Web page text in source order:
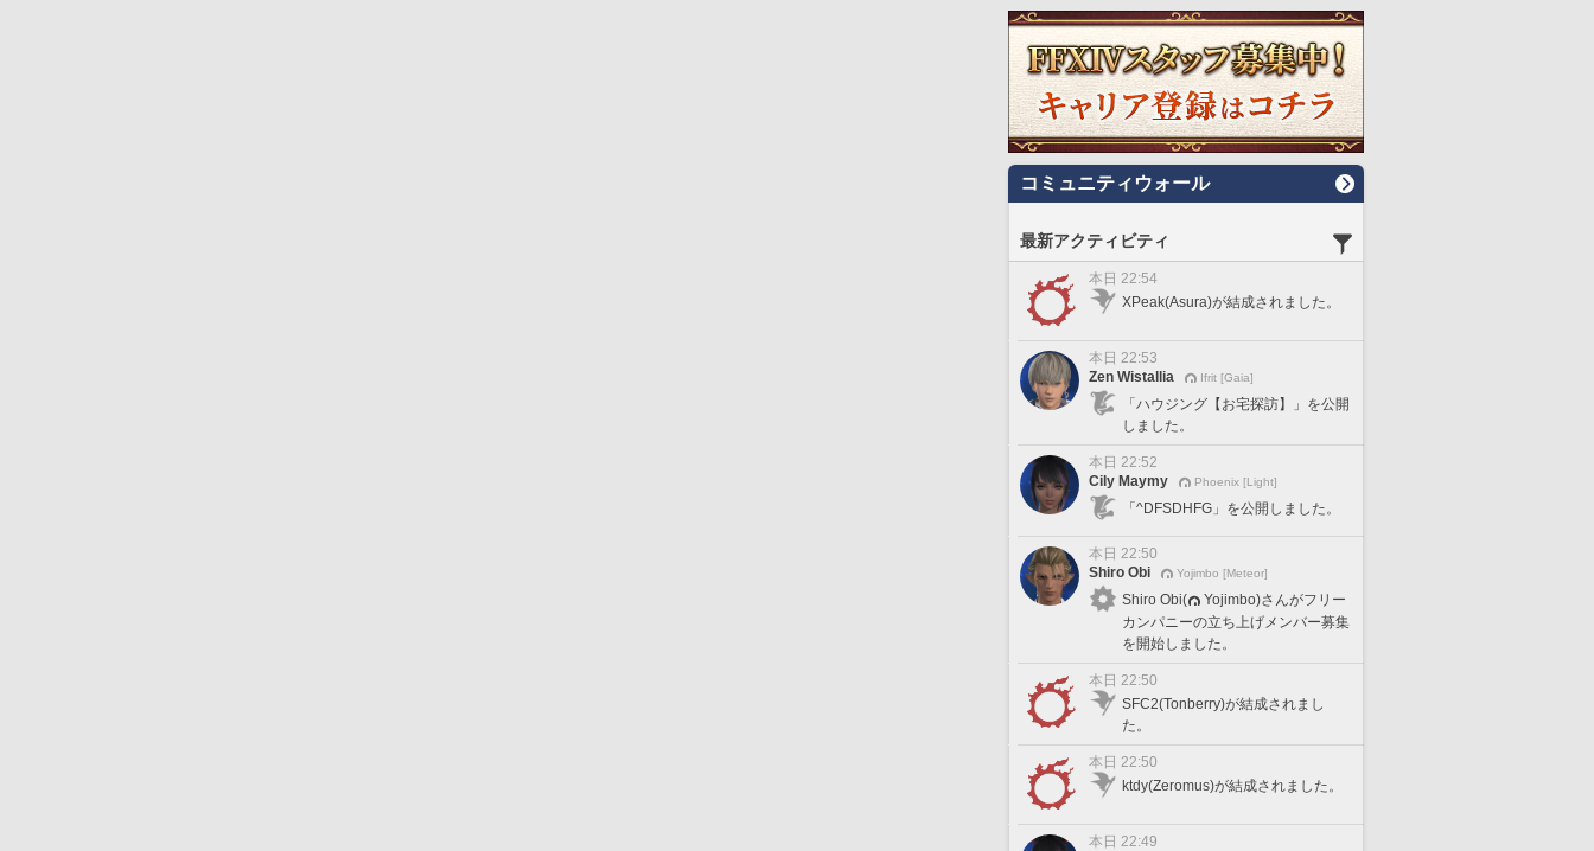
コミュニティウォール
最新アクティビティ
本日 22:54
XPeak(Asura)が結成されました。
本日 22:53
Zen Wistallia
Ifrit [Gaia]
「ハウジング【お宅探訪】」を公開
しました。
本日 22:52
Cily Maymy
Phoenix [Light]
「^DFSDHFG」を公開しました。
本日 22:50
Shiro Obi
Yojimbo [Meteor]
Shiro Obi(
Yojimbo)さんがフリー
カンパニーの立ち上げメンバー募集
を開始しました。
本日 22:50
SFC2(Tonberry)が結成されまし
た。
本日 22:50
ktdy(Zeromus)が結成されました。
本日 22:49